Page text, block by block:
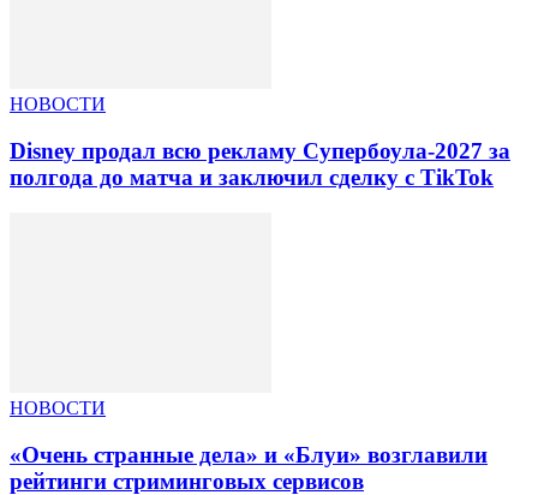
НОВОСТИ
Disney продал всю рекламу Супербоула-2027 за
полгода до матча и заключил сделку с TikTok
НОВОСТИ
«Очень странные дела» и «Блуи» возглавили
рейтинги стриминговых сервисов